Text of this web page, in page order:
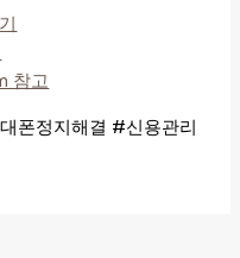
참고
폰정지해결 #신용관리